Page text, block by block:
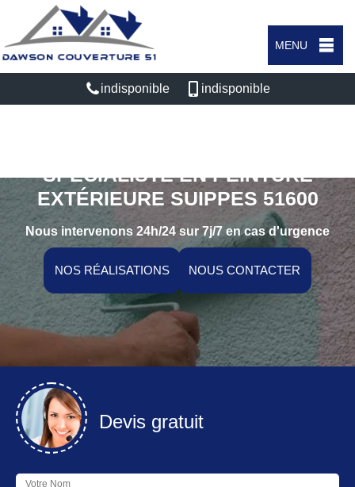
MENU
indisponible indisponible
SPÉCIALISTE EN PEINTURE
EXTÉRIEURE SUIPPES 51600
Nous intervenons 24h/24 sur 7j/7 en cas d'urgence
NOS RÉALISATIONS NOUS CONTACTER
Devis gratuit